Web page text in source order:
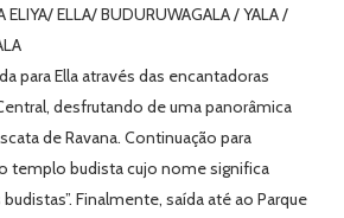
ELLA/ BUDURUWAGALA / YALA /
para Ella através das encantadoras
desfrutando de uma panorâmica
de Ravana. Continuação para
templo budista cujo nome significa
Finalmente, saída até ao Parque